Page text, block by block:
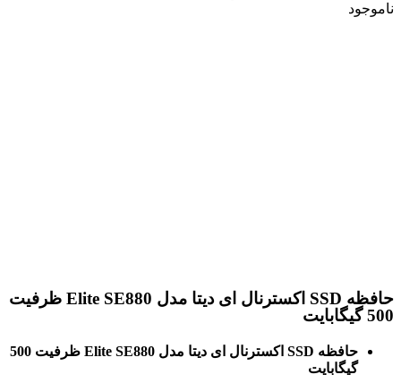
ناموجود
حافظه SSD اکسترنال ای دیتا مدل Elite SE880 ظرفیت
500 گیگابایت
حافظه SSD اکسترنال ای دیتا مدل Elite SE880 ظرفیت 500
گیگابایت